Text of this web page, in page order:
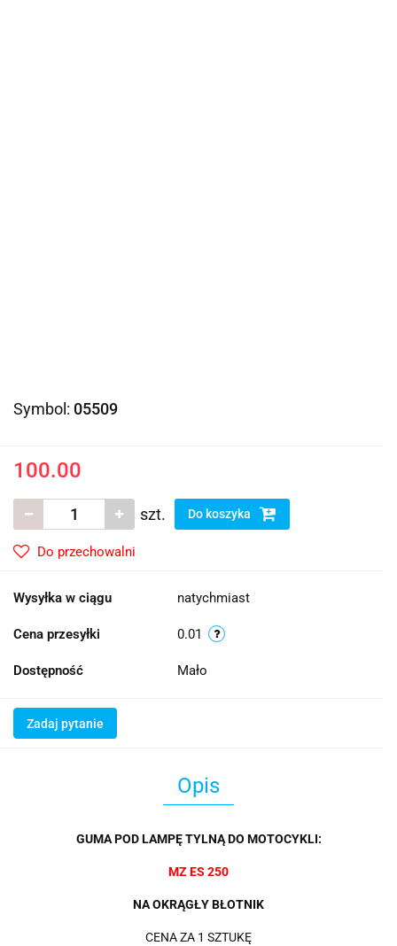
Symbol: 05509
100.00
szt. Do koszyka
Do przechowalni
Wysyłka w ciągu natychmiast
Cena przesyłki 0.01
Dostępność Mało
Zadaj pytanie
Opis
GUMA POD LAMPĘ TYLNĄ DO MOTOCYKLI:
MZ ES 250
NA OKRĄGŁY BŁOTNIK
CENA ZA 1 SZTUKĘ